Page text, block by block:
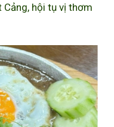
hội tụ vị thơm